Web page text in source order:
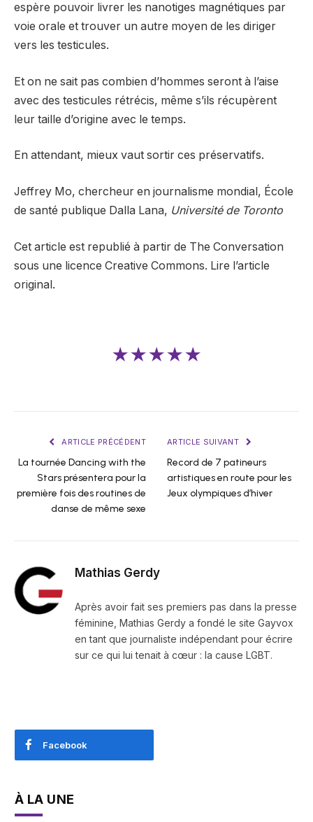
espère pouvoir livrer les nanotiges magnétiques par
voie orale et trouver un autre moyen de les diriger
vers les testicules.
Et on ne sait pas combien d’hommes seront à l’aise
avec des testicules rétrécis, même s’ils récupèrent
leur taille d’origine avec le temps.
En attendant, mieux vaut sortir ces préservatifs.
Jeffrey Mo, chercheur en journalisme mondial, École
de santé publique Dalla Lana, Université de Toronto
Cet article est republié à partir de The Conversation
sous une licence Creative Commons. Lire l’article
original.
★★★★★
ARTICLE PRÉCÉDENT
La tournée Dancing with the
Stars présentera pour la
première fois des routines de
danse de même sexe
ARTICLE SUIVANT
Record de 7 patineurs
artistiques en route pour les
Jeux olympiques d’hiver
Mathias Gerdy
Après avoir fait ses premiers pas dans la presse
féminine, Mathias Gerdy a fondé le site Gayvox
en tant que journaliste indépendant pour écrire
sur ce qui lui tenait à cœur : la cause LGBT.
Facebook
À LA UNE